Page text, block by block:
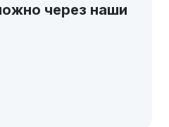
через наши